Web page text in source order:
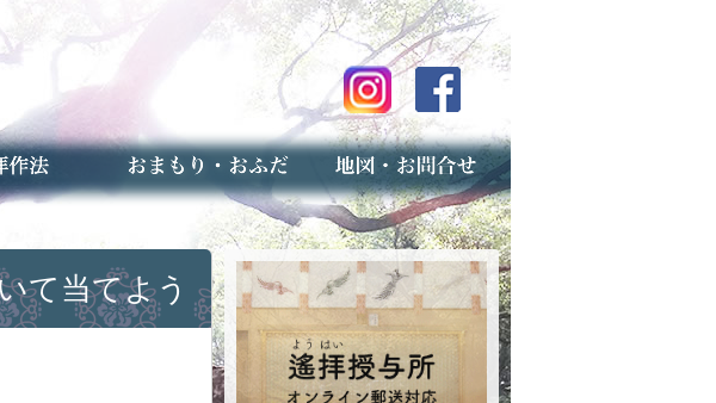
法 授与品のご案内
お焚き上げ（古いお守りのお取り扱い）
アクセスマップ
予約者専用フォーム（事前受付）
て当てよう